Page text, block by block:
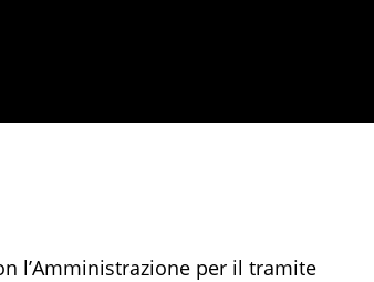
l’Amministrazione per il tramite